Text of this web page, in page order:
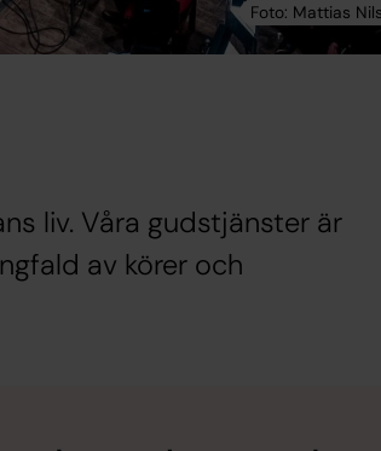
liv. Våra gudstjänster är
av körer och